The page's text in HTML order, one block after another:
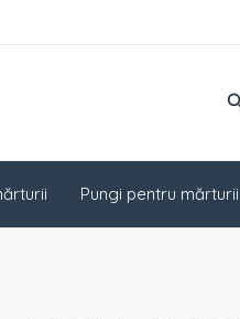
Pungi pentru mărturii